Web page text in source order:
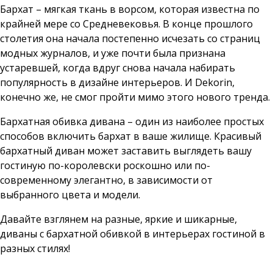
Бархат – мягкая ткань в ворсом, которая известна по
крайней мере со Средневековья. В конце прошлого
столетия она начала постепенно исчезать со страниц
модных журналов, и уже почти была признана
устаревшей, когда вдруг снова начала набирать
популярность в дизайне интерьеров. И Dekorin,
конечно же, не смог пройти мимо этого нового тренда.
Бархатная обивка дивана – один из наиболее простых
способов включить бархат в ваше жилище. Красивый
бархатный диван может заставить выглядеть вашу
гостиную по-королевски роскошно или по-
современному элегантно, в зависимости от
выбранного цвета и модели.
Давайте взглянем на разные, яркие и шикарные,
диваны с бархатной обивкой в интерьерах гостиной в
разных стилях!